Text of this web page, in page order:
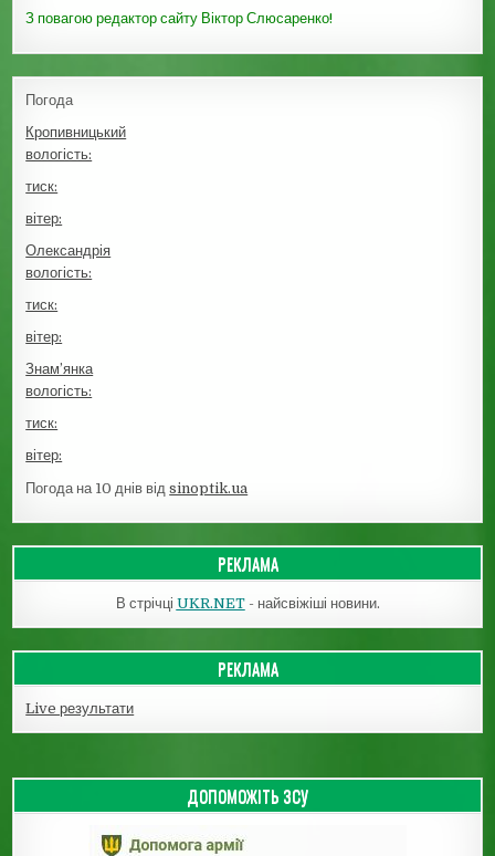
З повагою редактор сайту Віктор Слюсаренко!
Погода
Кропивницький
вологість:
тиск:
вітер:
Олександрія
вологість:
тиск:
вітер:
Знам’янка
вологість:
тиск:
вітер:
Погода на 10 днів відsinoptik.ua
РЕКЛАМА
В стрічці UKR.NET- найсвіжіші новини.
РЕКЛАМА
Live результати
ДОПОМОЖІТЬ ЗСУ